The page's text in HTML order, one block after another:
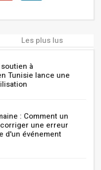
Les plus lus
à
Tunisie lance une
: Comment un
une erreur
d'un événement